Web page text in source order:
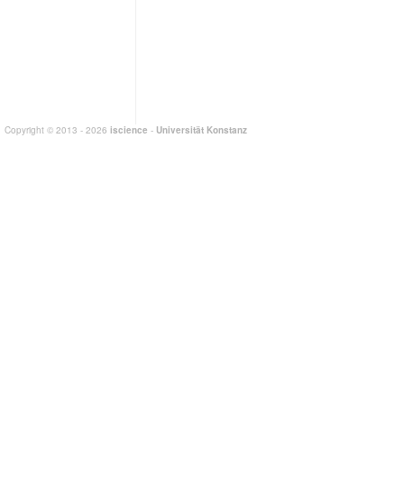
Copyright © 2013 - 2026 iscience - Universität Konstanz